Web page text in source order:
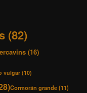
(82)
(16)
vulgar (10)
Cormorán grande(11)